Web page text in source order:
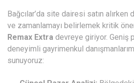
Bağcılar’da site dairesi satın
ve zamanlamayı belirlemek kritik
Remax Extra devreye giriyor. Geniş
deneyimli gayrimenkul
sunuyoruz: